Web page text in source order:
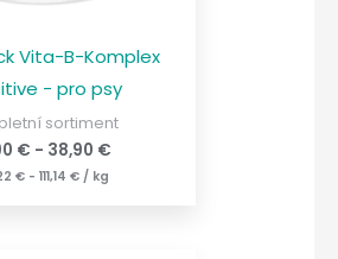
Vita-B-Komplex
- pro psy
sortiment
€ - 38,90 €
€ -111,14€ / kg